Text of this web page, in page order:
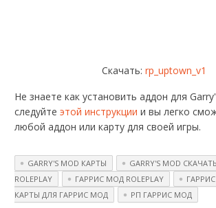
Скачать: rp_uptown_v1
Не знаете как установить аддон для
следуйтеэтой инструкции и вы легко
любой аддон или карту для своей игры.
GARRY'S MOD КАРТЫ
GARRY'S MOD
ROLEPLAY
ГАРРИС МОД ROLEPLAY
КАРТЫ ДЛЯ ГАРРИС МОД
РП ГАРРИС МОД